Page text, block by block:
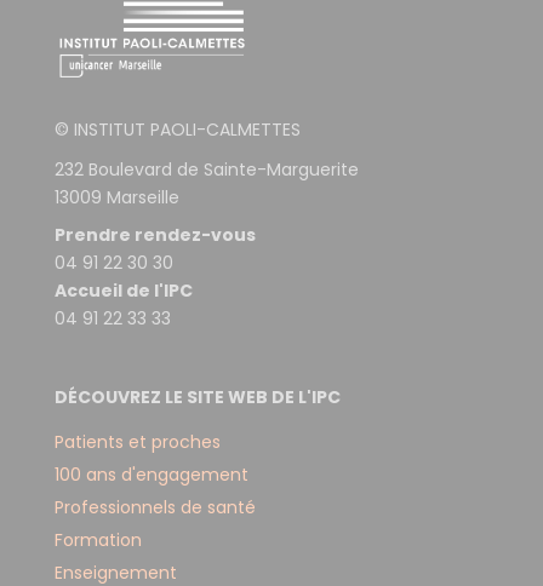
© INSTITUT PAOLI-CALMETTES
232 Boulevard de Sainte-Marguerite
13009 Marseille
Prendre rendez-vous
04 91 22 30 30
Accueil de l'IPC
04 91 22 33 33
DÉCOUVREZ LE SITE WEB DE L'IPC
Patients et proches
100 ans d'engagement
Professionnels de santé
Formation
Enseignement